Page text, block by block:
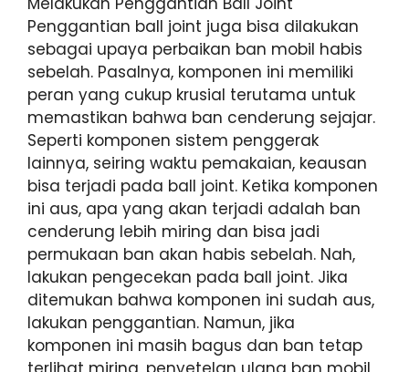
Penggantian ball joint juga bisa dilakukan
sebagai upaya perbaikan ban mobil habis
sebelah. Pasalnya, komponen ini memiliki
peran yang cukup krusial terutama untuk
memastikan bahwa ban cenderung sejajar.
Seperti komponen sistem penggerak
lainnya, seiring waktu pemakaian, keausan
bisa terjadi pada ball joint. Ketika komponen
ini aus, apa yang akan terjadi adalah ban
cenderung lebih miring dan bisa jadi
permukaan ban akan habis sebelah. Nah,
lakukan pengecekan pada ball joint. Jika
ditemukan bahwa komponen ini sudah aus,
lakukan penggantian. Namun, jika
komponen ini masih bagus dan ban tetap